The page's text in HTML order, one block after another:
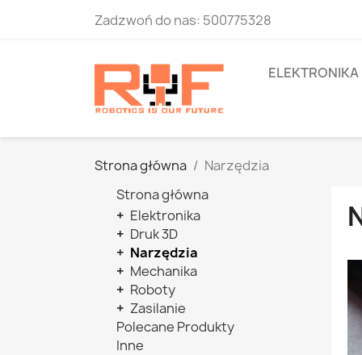
Zadzwoń do nas: 500775328
ELEKTRONIKA
Strona główna
Narzędzia
Strona główna
+ Elektronika
+ Druk 3D
+ Narzędzia
+ Mechanika
+ Roboty
+ Zasilanie
Polecane Produkty
Inne